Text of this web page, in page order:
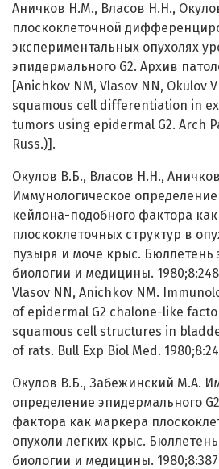
Аничков Н.М., Власов Н.Н.,
плоскоклеточной
экспериментальных опухолях
эпидермального G2. Архив
[Anichkov NM, Vlasov NN, Okulov
squamous cell differentiation in
tumors using epidermal G2. Arch
Russ.)].
Окулов В.Б., Власов Н.Н.,
Иммунологическое
кейлона-подобного фактора
плоскоклеточных структур в
пузыря и моче крыс. Бюллетень
биологии и медицины.
Vlasov NN, Anichkov NM.
of epidermal G2 chalone-like
squamous cell structures in
of rats. Bull Exp Biol Med.
Окулов В.Б., Забежинский М.А.
определение эпидермального
фактора как маркера
опухоли легких крыс.
биологии и медицины.